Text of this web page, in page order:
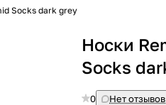
Socks dark grey
Носки
Socks
0 Нет отзывов